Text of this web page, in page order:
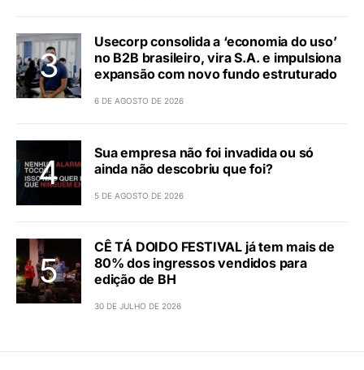
Usecorp consolida a ‘economia do uso’
no B2B brasileiro, vira S.A. e impulsiona
expansão com novo fundo estruturado
6 DE AGOSTO DE 2026
Sua empresa não foi invadida ou só
ainda não descobriu que foi?
5 DE AGOSTO DE 2026
CÊ TÁ DOIDO FESTIVAL já tem mais de
80% dos ingressos vendidos para
edição de BH
30 DE JULHO DE 2026